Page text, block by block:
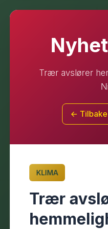
Trær avslører
←
KLIMA
Trær